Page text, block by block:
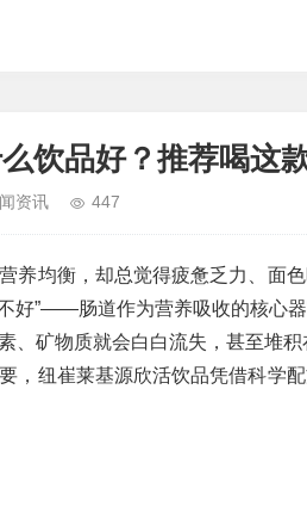
饮品好？推荐喝这
资讯 447
养均衡，却总觉得疲惫乏力、面
好”——肠道作为营养吸收的核心
、矿物质就会白白流失，甚至堆
，纽崔莱基源欣活饮品凭借科学